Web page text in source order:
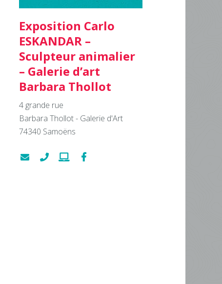
Exposition Carlo
ESKANDAR –
Sculpteur animalier
– Galerie d’art
Barbara Thollot
4 grande rue
Barbara Thollot - Galerie d'Art
74340 Samoëns